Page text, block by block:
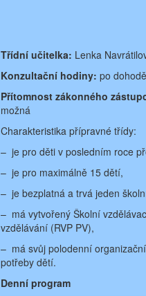
Třídní učitelka: Lenka
Konzultační hodiny: po
Přítomnost zákonného
možná
Charakteristika přípravné třídy:
– je pro děti v posledním roce
– je pro maximálně 15 dětí,
– je bezplatná a trvá jeden
– má vytvořený Školní
vzdělávání (RVP PV),
– má svůj polodenní
potřeby dětí.
Denní program